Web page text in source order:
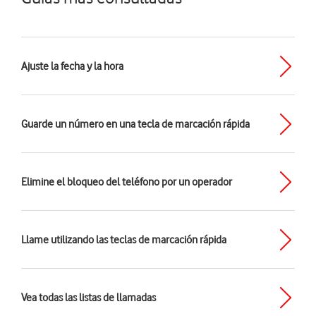
Ajuste la fecha y la hora
Guarde un número en una tecla de marcación rápida
Elimine el bloqueo del teléfono por un operador
Llame utilizando las teclas de marcación rápida
Vea todas las listas de llamadas